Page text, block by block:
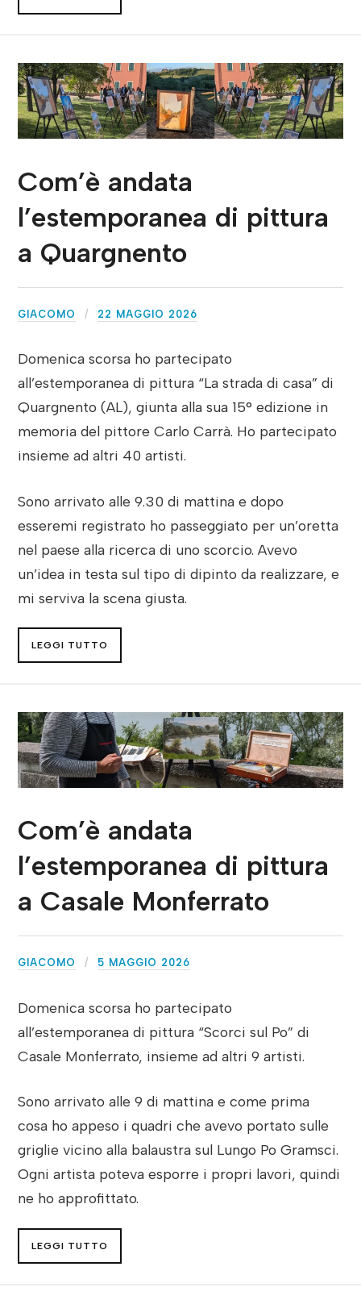
Com’è andata
l’estemporanea di pittura
a Quargnento
GIACOMO 22 MAGGIO 2026
Domenica scorsa ho partecipato
all’estemporanea di pittura “La strada di casa” di
Quargnento (AL), giunta alla sua 15° edizione in
memoria del pittore Carlo Carrà. Ho partecipato
insieme ad altri 40 artisti.
Sono arrivato alle 9.30 di mattina e dopo
esseremi registrato ho passeggiato per un’oretta
nel paese alla ricerca di uno scorcio. Avevo
un’idea in testa sul tipo di dipinto da realizzare, e
mi serviva la scena giusta.
LEGGI TUTTO
Com’è andata
l’estemporanea di pittura
a Casale Monferrato
GIACOMO 5 MAGGIO 2026
Domenica scorsa ho partecipato
all’estemporanea di pittura “Scorci sul Po” di
Casale Monferrato, insieme ad altri 9 artisti.
Sono arrivato alle 9 di mattina e come prima
cosa ho appeso i quadri che avevo portato sulle
griglie vicino alla balaustra sul Lungo Po Gramsci.
Ogni artista poteva esporre i propri lavori, quindi
ne ho approfittato.
LEGGI TUTTO